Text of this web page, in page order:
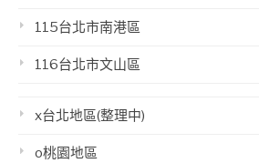
115台北市南港區
116台北市文山區
x台北地區(整理中)
o桃園地區